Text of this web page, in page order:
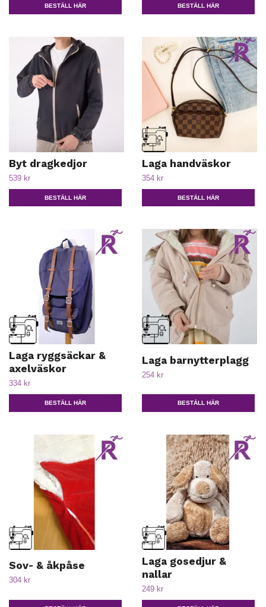
BESTÄLL HÄR BESTÄLL HÄR
Byt dragkedjor
539 kr
BESTÄLL HÄR
Laga handväskor
354 kr
BESTÄLL HÄR
Laga ryggsäckar &
axelväskor
334 kr
BESTÄLL HÄR
Laga barnytterplagg
254 kr
BESTÄLL HÄR
Sov- & åkpåse
304 kr
Laga gosedjur &
nallar
249 kr